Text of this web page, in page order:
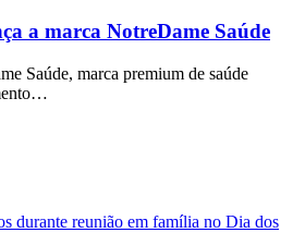
a marca NotreDame Saúde
Saúde, marca premium de saúde